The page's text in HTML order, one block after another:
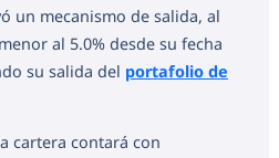
un mecanismo de salida, al
al 5.0% desde su fecha
su salida del portafolio de
cartera contará con